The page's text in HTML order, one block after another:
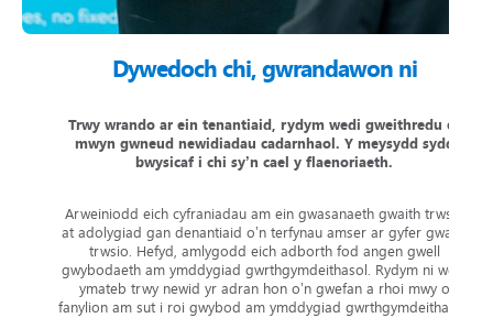
Dywedoch chi, gwrandawon ni
Trwy wrando ar ein tenantiaid, rydym wedi gweithredu er
mwyn gwneud newidiadau cadarnhaol. Y meysydd sydd
bwysicaf i chi sy’n cael y flaenoriaeth.
Arweiniodd eich cyfraniadau am ein gwasanaeth gwaith trwsio
at adolygiad gan denantiaid o’n terfynau amser ar gyfer gwaith
trwsio. Hefyd, amlygodd eich adborth fod angen gwell
gwybodaeth am ymddygiad gwrthgymdeithasol. Rydym ni wedi
ymateb trwy newid yr adran hon o’n gwefan a rhoi mwy o
fanylion am sut i roi gwybod am ymddygiad gwrthgymdeithasol.